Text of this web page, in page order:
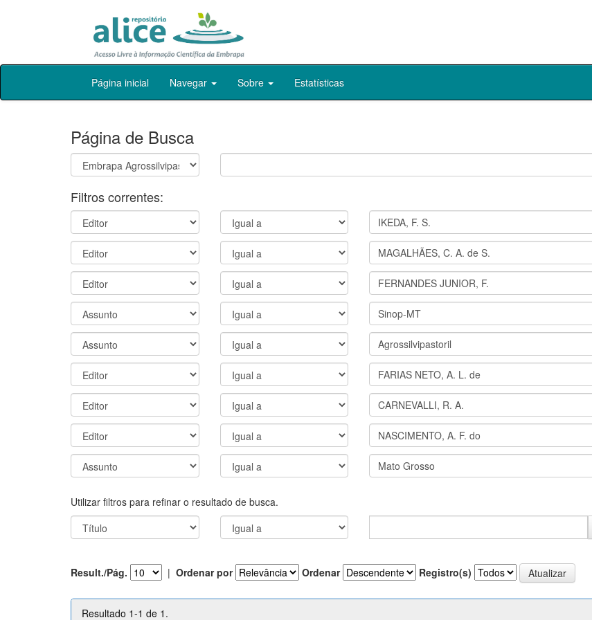
Skip
Página inicial Navegar Sobre Estatísticas
Página de Busca
Filtros correntes:
Utilizar filtros para refinar o resultado de busca.
Result./Pág. | Ordenar por Ordenar Registro(s)
Resultado 1-1 de 1.